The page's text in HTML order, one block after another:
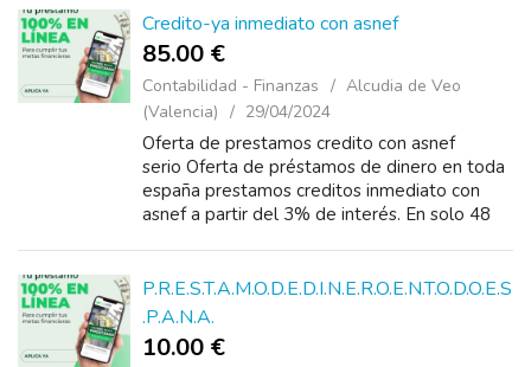
Credito-ya inmediato con asnef
85.00 €
Contabilidad - Finanzas
Alcudia de Veo
(Valencia)
29/04/2024
Oferta de prestamos credito con asnef
serio Oferta de préstamos de dinero en toda
españa prestamos creditos inmediato con
asnef a partir del 3% de interés. En solo 48
P.R.E.S.T.A.M.O.D.E.D.I.N.E.R.O.E.N.T.O.D.O.E.S
.P.A.N.A.
10.00 €